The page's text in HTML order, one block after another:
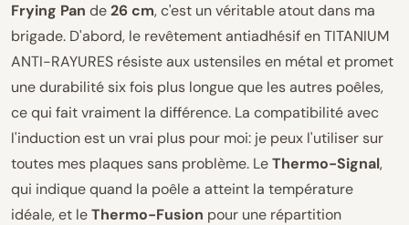
Frying Pan de26 cm, c'est un véritable atout dans ma
brigade. D'abord, le revêtement antiadhésif en TITANIUM
ANTI-RAYURES résiste aux ustensiles en métal et promet
une durabilité six fois plus longue que les autres poêles,
ce qui fait vraiment la différence. La compatibilité avec
l'induction est un vrai plus pour moi: je peux l'utiliser sur
toutes mes plaques sans problème. LeThermo-Signal,
qui indique quand la poêle a atteint la température
idéale, et leThermo-Fusion pour une répartition